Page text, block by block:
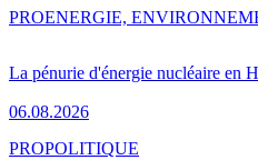
La pénurie d'énergie nucléaire en
06.08.2026
PROENERGIE,
PROPOLITIQUE